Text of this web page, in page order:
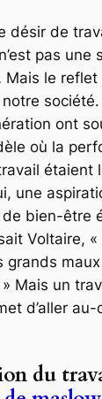
désir de
pas une
le reflet
ont
où la
étaient
une
bien-être
Voltaire,
maux
Mais un
d’aller
du